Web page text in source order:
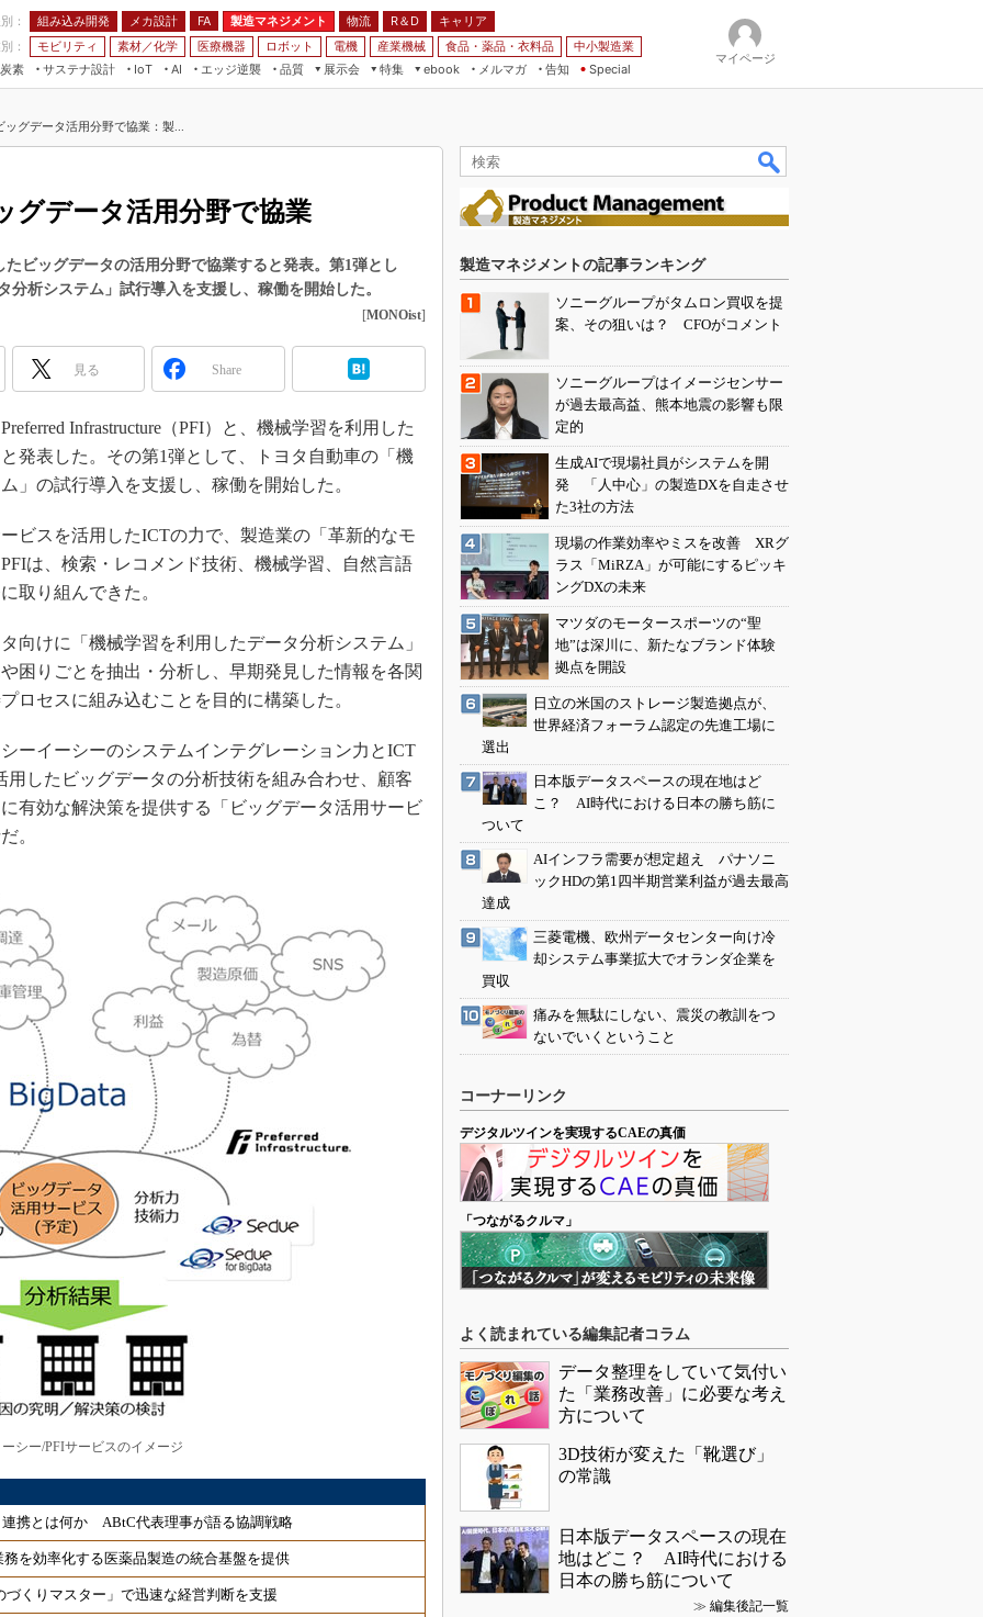
： 組み込み開発 メカ設計 FA 製造マネジメント 物流 R＆D
キャリア
：
モビリティ 素材／化学 医療機器 ロボット 電機 産業機械 食品・薬品・衣料品
中小製造業
素
サステナ設計 IoT
AI
全
エッジ逆襲 品質
展示会
JIMTOF
IIFES
ジャパンモビリティショー
人テク展
スマート工場EXPO
日本ものづくりワールド
AUTOMOTIVE WORLD
特集
つながるクルマ
VR／AR
フィールドサービス
FPGA
組み込み画像技術
Windows Embedded
ISO26262
無償設計ツール
3Dプリンタ
デジタルツインとCAE
S＆OP
イノベーション
製造業ビッグデータ
メイドインジャパン
知財マネジメント
海外生産
新型コロナへの対応
ebook
FA
素材／化学
メルマガ
告知 Special
マイページ
グデータ活用分野で協業：製...
グデータ活用分野で協業
ビッグデータの活用分野で協業すると発表。第1弾とし
析システム」試行導入を支援し、稼働を開始した。
[MONOist]
見る Share
Infrastructure（PFI）と、機械学習を利用した
発表した。その第1弾として、トヨタ自動車の「機
」の試行導入を支援し、稼働を開始した。
スを活用したICTの力で、製造業の「革新的なモ
は、検索・レコメンド技術、機械学習、自然言語
取り組んできた。
けに「機械学習を利用したデータ分析システム」
困りごとを抽出・分析し、早期発見した情報を各関
ロセスに組み込むことを目的に構築した。
イーシーのシステムインテグレーション力とICT
したビッグデータの分析技術を組み合わせ、顧客
有効な解決策を提供する「ビッグデータ活用サービ
。
シー/PFIサービスのイメージ
携とは何か ABtC代表理事が語る協調戦略
を効率化する医薬品製造の統合基盤を提供
くりマスター」で迅速な経営判断を支援
製造マネジメントの記事ランキング
ソニーグループがタムロン買収を提
案、その狙いは？ CFOがコメント
ソニーグループはイメージセンサー
が過去最高益、熊本地震の影響も限
定的
生成AIで現場社員がシステムを開
発 「人中心」の製造DXを自走させ
た3社の方法
現場の作業効率やミスを改善 XRグ
ラス「MiRZA」が可能にするピッキ
ングDXの未来
マツダのモータースポーツの“聖
地”は深川に、新たなブランド体験
拠点を開設
日立の米国のストレージ製造拠点が、
世界経済フォーラム認定の先進工場に
選出
日本版データスペースの現在地はど
こ？ AI時代における日本の勝ち筋に
ついて
AIインフラ需要が想定超え パナソニ
ックHDの第1四半期営業利益が過去最高
達成
三菱電機、欧州データセンター向け冷
却システム事業拡大でオランダ企業を
買収
痛みを無駄にしない、震災の教訓をつ
ないでいくということ
コーナーリンク
デジタルツインを実現するCAEの真価
「つながるクルマ」
よく読まれている編集記者コラム
データ整理をしていて気付い
た「業務改善」に必要な考え
方について
3D技術が変えた「靴選び」
の常識
日本版データスペースの現在
地はどこ？ AI時代における
日本の勝ち筋について
≫ 編集後記一覧